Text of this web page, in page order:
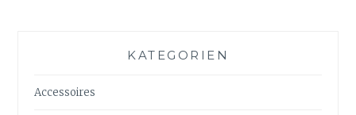
KATEGORIEN
Accessoires